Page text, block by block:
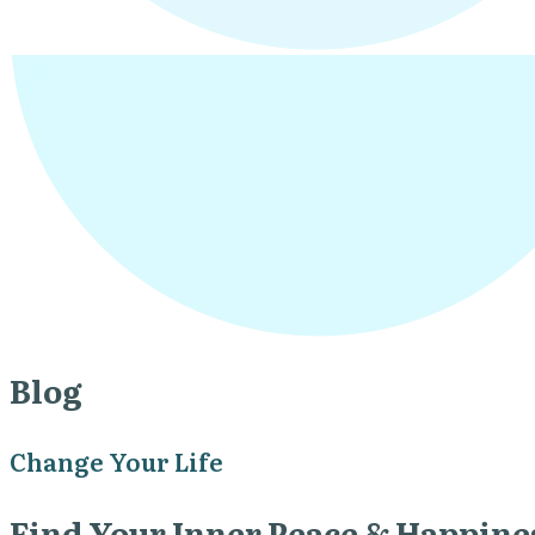
Blog
Change Your Life